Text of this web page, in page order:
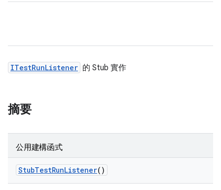
ITestRunListener 的 Stub 實作
摘要
公用建構函式
StubTestRunListener()